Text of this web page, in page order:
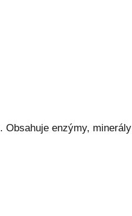
. Obsahuje enzýmy, minerály